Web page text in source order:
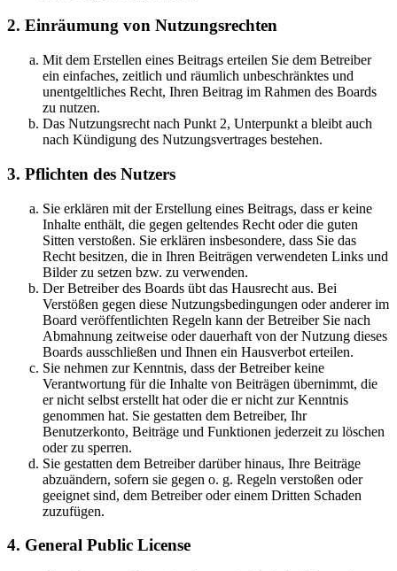
2. Einräumung von Nutzungsrechten
Mit dem Erstellen eines Beitrags erteilen Sie dem Betreiber
ein einfaches, zeitlich und räumlich unbeschränktes und
unentgeltliches Recht, Ihren Beitrag im Rahmen des Boards
zu nutzen.
Das Nutzungsrecht nach Punkt 2, Unterpunkt a bleibt auch
nach Kündigung des Nutzungsvertrages bestehen.
3. Pflichten des Nutzers
Sie erklären mit der Erstellung eines Beitrags, dass er keine
Inhalte enthält, die gegen geltendes Recht oder die guten
Sitten verstoßen. Sie erklären insbesondere, dass Sie das
Recht besitzen, die in Ihren Beiträgen verwendeten Links und
Bilder zu setzen bzw. zu verwenden.
Der Betreiber des Boards übt das Hausrecht aus. Bei
Verstößen gegen diese Nutzungsbedingungen oder anderer im
Board veröffentlichten Regeln kann der Betreiber Sie nach
Abmahnung zeitweise oder dauerhaft von der Nutzung dieses
Boards ausschließen und Ihnen ein Hausverbot erteilen.
Sie nehmen zur Kenntnis, dass der Betreiber keine
Verantwortung für die Inhalte von Beiträgen übernimmt, die
er nicht selbst erstellt hat oder die er nicht zur Kenntnis
genommen hat. Sie gestatten dem Betreiber, Ihr
Benutzerkonto, Beiträge und Funktionen jederzeit zu löschen
oder zu sperren.
Sie gestatten dem Betreiber darüber hinaus, Ihre Beiträge
abzuändern, sofern sie gegen o. g. Regeln verstoßen oder
geeignet sind, dem Betreiber oder einem Dritten Schaden
zuzufügen.
4. General Public License